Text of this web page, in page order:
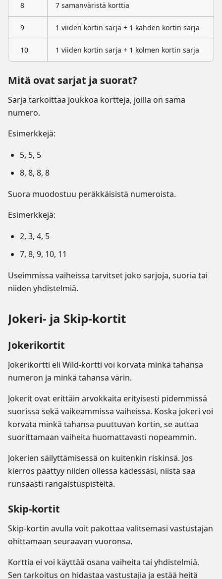
8 7 samanväristä korttia
9 1 viiden kortin sarja + 1 kahden kortin sarja
10 1 viiden kortin sarja + 1 kolmen kortin sarja
Mitä ovat sarjat ja suorat?
Sarja tarkoittaa joukkoa kortteja, joilla on sama
numero.
Esimerkkejä:
5, 5, 5
8, 8, 8, 8
Suora muodostuu peräkkäisistä numeroista.
Esimerkkejä:
2, 3, 4, 5
7, 8, 9, 10, 11
Useimmissa vaiheissa tarvitset joko sarjoja, suoria tai
niiden yhdistelmiä.
Jokeri- ja Skip-kortit
Jokerikortit
Jokerikortti eli Wild-kortti voi korvata minkä tahansa
numeron ja minkä tahansa värin.
Jokerit ovat erittäin arvokkaita erityisesti pidemmissä
suorissa sekä vaikeammissa vaiheissa. Koska jokeri voi
korvata minkä tahansa puuttuvan kortin, se auttaa
suorittamaan vaiheita huomattavasti nopeammin.
Jokerien säilyttämisessä on kuitenkin riskinsä. Jos
kierros päättyy niiden ollessa kädessäsi, niistä saa
runsaasti rangaistuspisteitä.
Skip-kortit
Skip-kortin avulla voit pakottaa valitsemasi vastustajan
ohittamaan seuraavan vuoronsa.
Korttia ei voi käyttää osana vaiheita tai yhdistelmiä.
Sen tarkoitus on hidastaa vastustajia ja estää heitä